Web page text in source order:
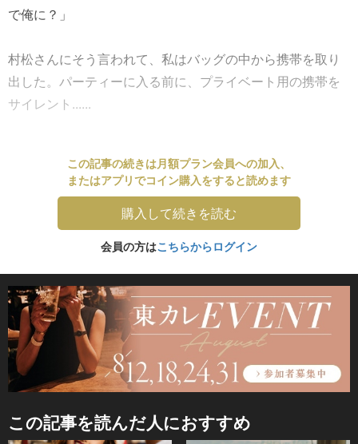
で俺に？」
村松さんにそう言われて、私はバッグの中から携帯を取り
出した。パーティーに入る前に、プライベート用の携帯を
サイレント......
この記事の続きは月額プラン会員への加入、
またはアプリでコイン購入をすると読めます
購入して続きを読む
会員の方はこちらからログイン
この記事を読んだ人におすすめ